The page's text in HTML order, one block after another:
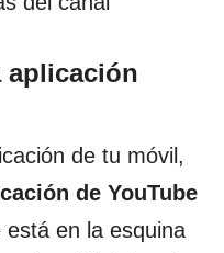
aplicación
de tu móvil,
de YouTube
en la esquina